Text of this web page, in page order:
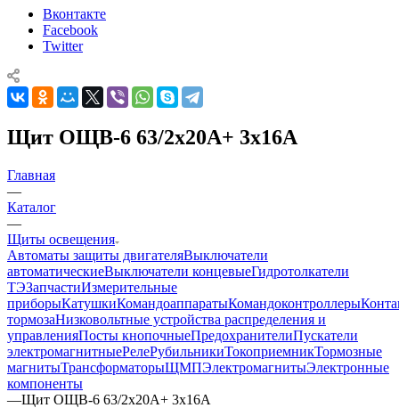
Вконтакте
Facebook
Twitter
Щит ОЩВ-6 63/2х20А+ 3х16А
Главная
—
Каталог
—
Щиты освещения
Автоматы защиты двигателяВыключатели
автоматическиеВыключатели концевыеГидротолкатели
ТЭЗапчастиИзмерительные
приборыКатушкиКомандоаппаратыКомандоконтроллеры
тормозаНизковольтные устройства распределения и
управленияПосты кнопочныеПредохранителиПускатели
электромагнитныеРелеРубильникиТокоприемникТормозные
магнитыТрансформаторыЩМПЭлектромагнитыЭлектронные
компоненты
—Щит ОЩВ-6 63/2х20А+ 3х16А